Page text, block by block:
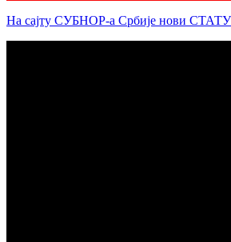
На сајту СУБНОР-а Србије нови